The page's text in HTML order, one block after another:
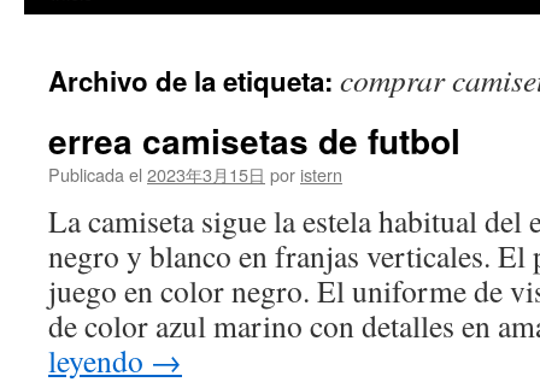
contenido
Archivo de la etiqueta: comprar
errea camisetas de futbol
Publicada el 2023年3月15日 por istern
La camiseta sigue la estela habitual del
negro y blanco en franjas verticales. El
juego en color negro. El uniforme de
de color azul marino con detalles en
leyendo →